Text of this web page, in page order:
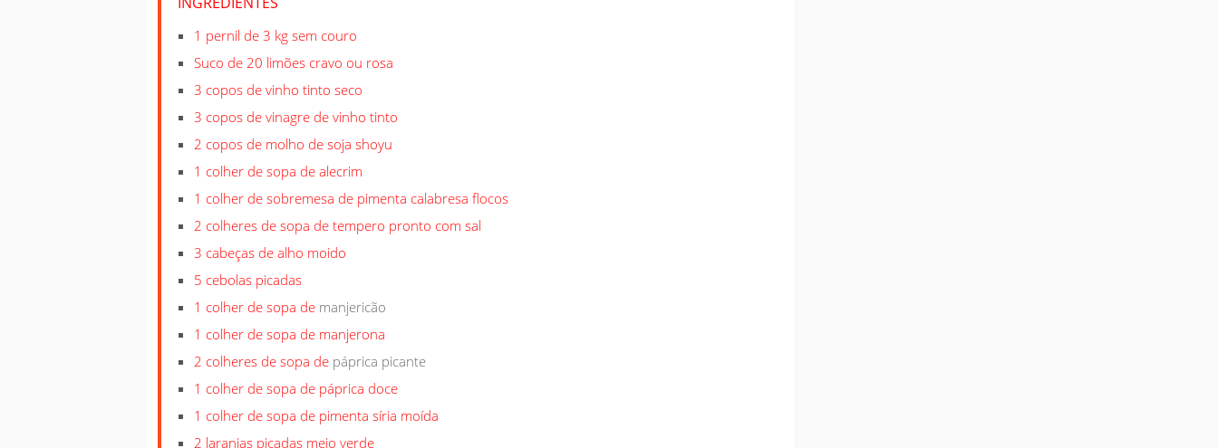
1 pernil de 3 kg sem couro
Suco de 20 limões cravo ou rosa
3 copos de vinho tinto seco
3 copos de vinagre de vinho tinto
2 copos de molho de soja shoyu
1 colher de sopa de alecrim
1 colher de sobremesa de pimenta calabresa flocos
2 colheres de sopa de tempero pronto com sal
3 cabeças de alho moido
5 cebolas picadas
1 colher de sopa de manjericão
1 colher de sopa de manjerona
2 colheres de sopa de páprica picante
1 colher de sopa de páprica doce
1 colher de sopa de pimenta síria moída
2 laranjas picadas meio verde